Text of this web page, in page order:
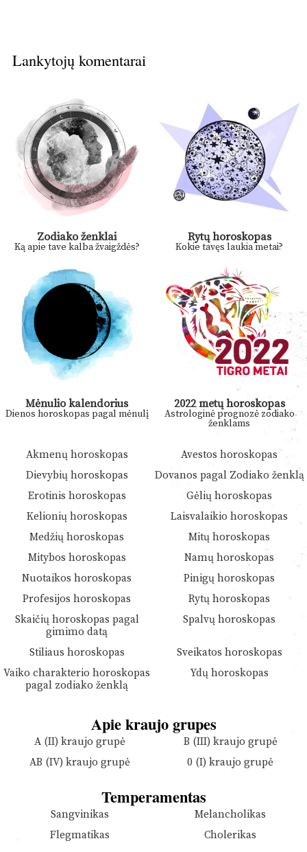
Lankytojų komentarai
Zodiako ženklai
Ką apie tave kalba žvaigždės?
Rytų horoskopas
Kokie tavęs laukia metai?
Mėnulio kalendorius
Dienos horoskopas pagal mėnulį
2022 metų horoskopas
Astrologinė prognozė zodiako
ženklams
Akmenų horoskopas
Avestos horoskopas
Dievybių horoskopas
Dovanos pagal Zodiako ženklą
Erotinis horoskopas
Gėlių horoskopas
Kelionių horoskopas
Laisvalaikio horoskopas
Medžių horoskopas
Mitų horoskopas
Mitybos horoskopas
Namų horoskopas
Nuotaikos horoskopas
Pinigų horoskopas
Profesijos horoskopas
Rytų horoskopas
Skaičių horoskopas pagal
gimimo datą
Spalvų horoskopas
Stiliaus horoskopas
Sveikatos horoskopas
Vaiko charakterio horoskopas
pagal zodiako ženklą
Ydų horoskopas
Apie kraujo grupes
A (II) kraujo grupė
B (III) kraujo grupė
AB (IV) kraujo grupė
0 (I) kraujo grupė
Temperamentas
Sangvinikas
Melancholikas
Flegmatikas
Cholerikas